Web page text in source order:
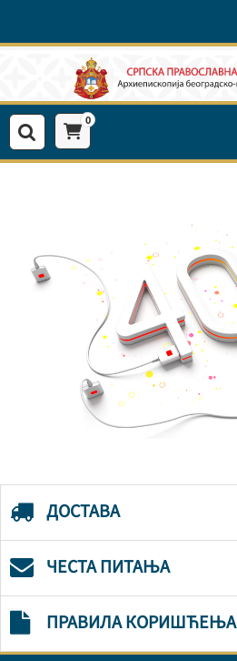
0
ДОСТАВА
ЧЕСТА ПИТАЊА
ПРАВИЛА КОРИШЋЕЊА